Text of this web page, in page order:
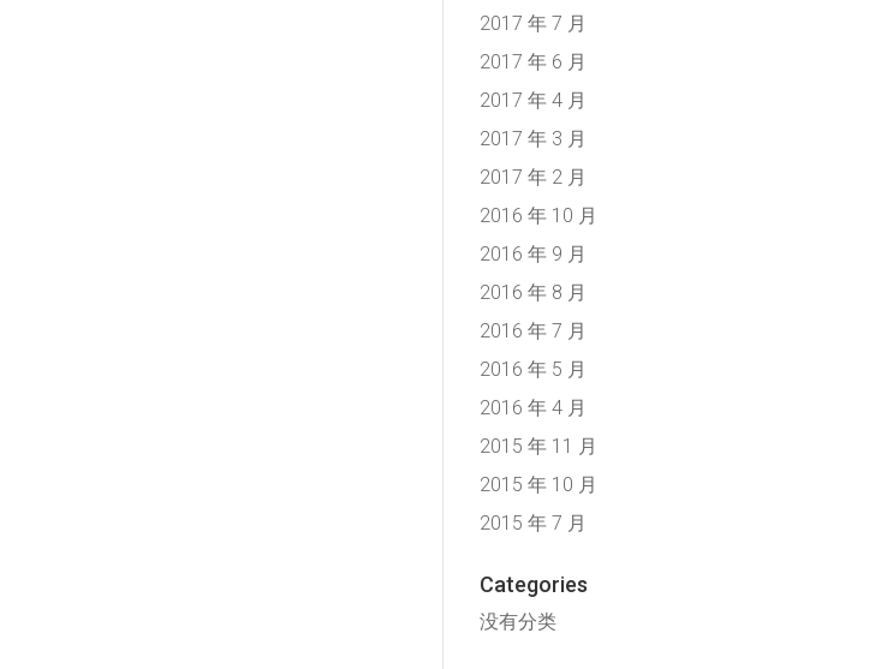
2017 年 7 月
2017 年 6 月
2017 年 4 月
2017 年 3 月
2017 年 2 月
2016 年 10 月
2016 年 9 月
2016 年 8 月
2016 年 7 月
2016 年 5 月
2016 年 4 月
2015 年 11 月
2015 年 10 月
2015 年 7 月
Categories
没有分类